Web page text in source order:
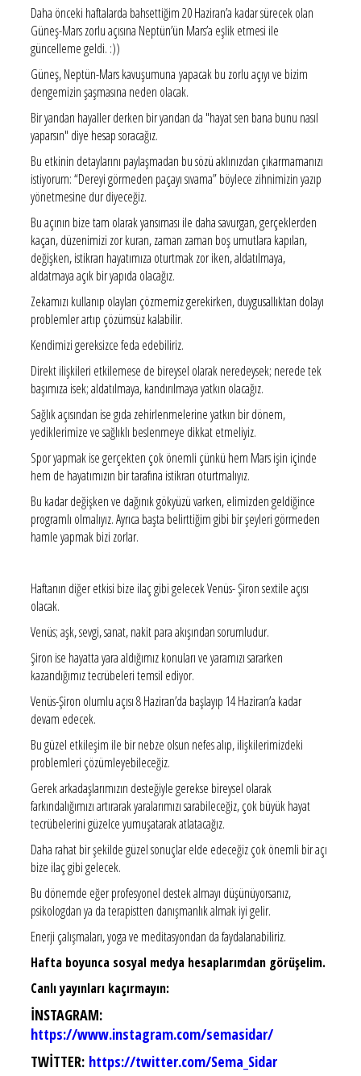
Daha önceki haftalarda bahsettiğim 20 Haziran’a kadar sürecek olan
Güneş-Mars zorlu açısına Neptün’ün Mars’a eşlik etmesi ile
güncelleme geldi. :))
Güneş, Neptün-Mars kavuşumuna yapacak bu zorlu açıyı ve bizim
dengemizin şaşmasına neden olacak.
Bir yandan hayaller derken bir yandan da "hayat sen bana bunu nasıl
yaparsın" diye hesap soracağız.
Bu etkinin detaylarını paylaşmadan bu sözü aklınızdan çıkarmamanızı
istiyorum: “Dereyi görmeden paçayı sıvama” böylece zihnimizin yazıp
yönetmesine dur diyeceğiz.
Bu açının bize tam olarak yansıması ile daha savurgan, gerçeklerden
kaçan, düzenimizi zor kuran, zaman zaman boş umutlara kapılan,
değişken, istikrarı hayatımıza oturtmak zor iken, aldatılmaya,
aldatmaya açık bir yapıda olacağız.
Zekamızı kullanıp olayları çözmemiz gerekirken, duygusallıktan dolayı
problemler artıp çözümsüz kalabilir.
Kendimizi gereksizce feda edebiliriz.
Direkt ilişkileri etkilemese de bireysel olarak neredeysek; nerede tek
başımıza isek; aldatılmaya, kandırılmaya yatkın olacağız.
Sağlık açısından ise gıda zehirlenmelerine yatkın bir dönem,
yediklerimize ve sağlıklı beslenmeye dikkat etmeliyiz.
Spor yapmak ise gerçekten çok önemli çünkü hem Mars işin içinde
hem de hayatımızın bir tarafına istikrarı oturtmalıyız.
Bu kadar değişken ve dağınık gökyüzü varken, elimizden geldiğince
programlı olmalıyız. Ayrıca başta belirttiğim gibi bir şeyleri görmeden
hamle yapmak bizi zorlar.
Haftanın diğer etkisi bize ilaç gibi gelecek Venüs- Şiron sextile açısı
olacak.
Venüs; aşk, sevgi, sanat, nakit para akışından sorumludur.
Şiron ise hayatta yara aldığımız konuları ve yaramızı sararken
kazandığımız tecrübeleri temsil ediyor.
Venüs-Şiron olumlu açısı 8 Haziran’da başlayıp 14 Haziran’a kadar
devam edecek.
Bu güzel etkileşim ile bir nebze olsun nefes alıp, ilişkilerimizdeki
problemleri çözümleyebileceğiz.
Gerek arkadaşlarımızın desteğiyle gerekse bireysel olarak
farkındalığımızı artırarak yaralarımızı sarabileceğiz, çok büyük hayat
tecrübelerini güzelce yumuşatarak atlatacağız.
Daha rahat bir şekilde güzel sonuçlar elde edeceğiz çok önemli bir açı
bize ilaç gibi gelecek.
Bu dönemde eğer profesyonel destek almayı düşünüyorsanız,
psikologdan ya da terapistten danışmanlık almak iyi gelir.
Enerji çalışmaları, yoga ve meditasyondan da faydalanabiliriz.
Hafta boyunca sosyal medya hesaplarımdan görüşelim.
Canlı yayınları kaçırmayın:
İNSTAGRAM:
https://www.instagram.com/semasidar/
TWİTTER: https://twitter.com/Sema_Sidar